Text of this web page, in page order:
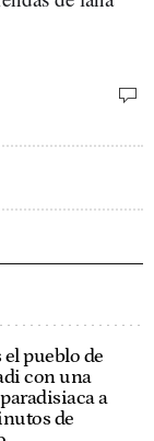
el pueblo de
con una
a
de